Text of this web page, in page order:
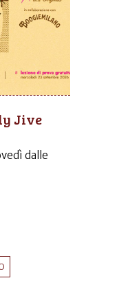
Jive
dalle